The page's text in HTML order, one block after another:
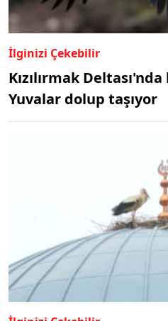
İlginizi Çekebilir
Kızılırmak
Yuvalar dolup taşıyor